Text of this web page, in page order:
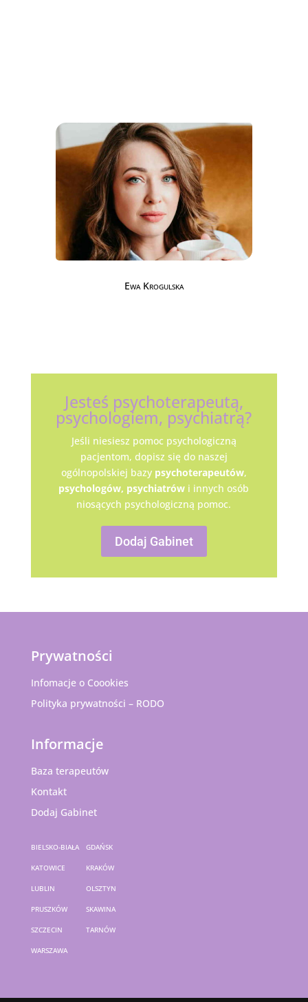
Ewa Krogulska
Jesteś psychoterapeutą,
psychologiem, psychiatrą?
Jeśli niesiesz pomoc psychologiczną
pacjentom, dopisz się do naszej
ogólnopolskiej bazy psychoterapeutów,
psychologów, psychiatrów i innych osób
niosących psychologiczną pomoc.
Dodaj Gabinet
Prywatności
Infomacje o Coookies
Polityka prywatności – RODO
Informacje
Baza terapeutów
Kontakt
Dodaj Gabinet
BIELSKO-BIAŁA GDAŃSK
KATOWICE KRAKÓW
LUBLIN OLSZTYN
PRUSZKÓW SKAWINA
SZCZECIN TARNÓW
WARSZAWA